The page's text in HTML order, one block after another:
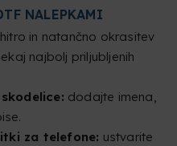
NALEPKAMI
in natančno okrasitev
najbolj priljubljenih
dodajte imena,
za telefone: ustvarite